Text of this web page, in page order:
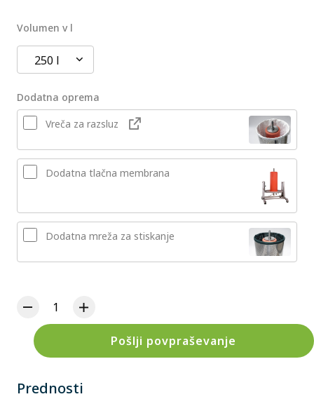
Volumen v l
250 l
Dodatna oprema
Vreča za razsluz
Dodatna tlačna membrana
Dodatna mreža za stiskanje
Pošlji povpraševanje
Prednosti